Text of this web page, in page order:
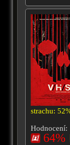
strachu:
Hodnocení:
64%